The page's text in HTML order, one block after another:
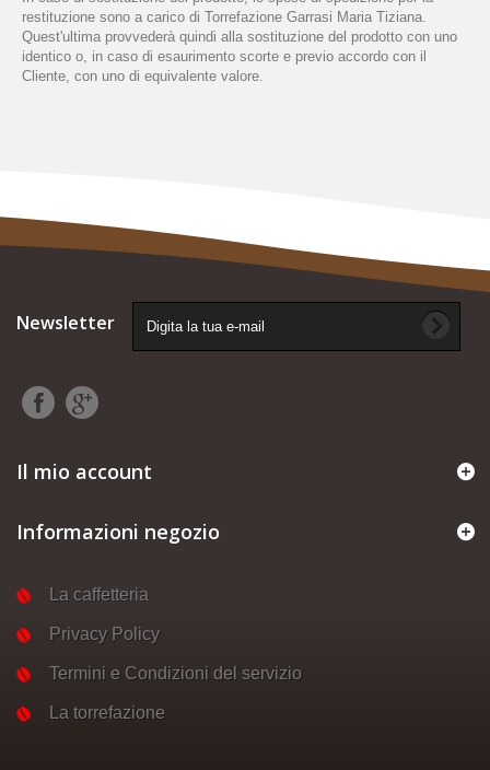
restituzione sono a carico di Torrefazione Garrasi Maria Tiziana.
Quest'ultima provvederà quindi alla sostituzione del prodotto con uno
identico o, in caso di esaurimento scorte e previo accordo con il
Cliente, con uno di equivalente valore.
Newsletter
Il mio account
Informazioni negozio
La caffetteria
Privacy Policy
Termini e Condizioni del servizio
La torrefazione